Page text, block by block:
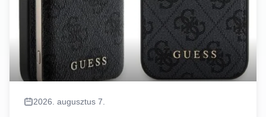
2026. augusztus 7.